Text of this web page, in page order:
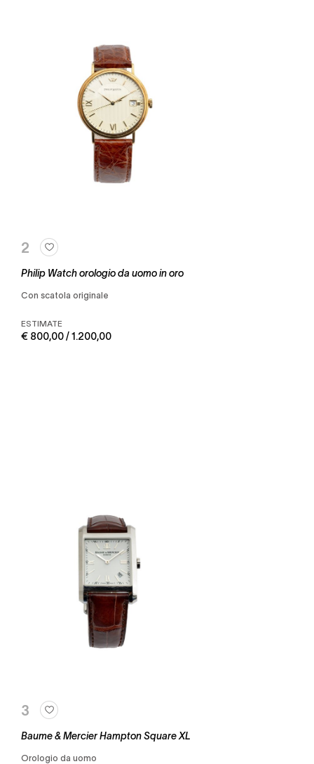
2
Philip Watch orologio da uomo in oro
con scatola originale
ESTIMATE
€ 800,00 / 1.200,00
3
Baume & Mercier Hampton Square XL
Orologio da uomo